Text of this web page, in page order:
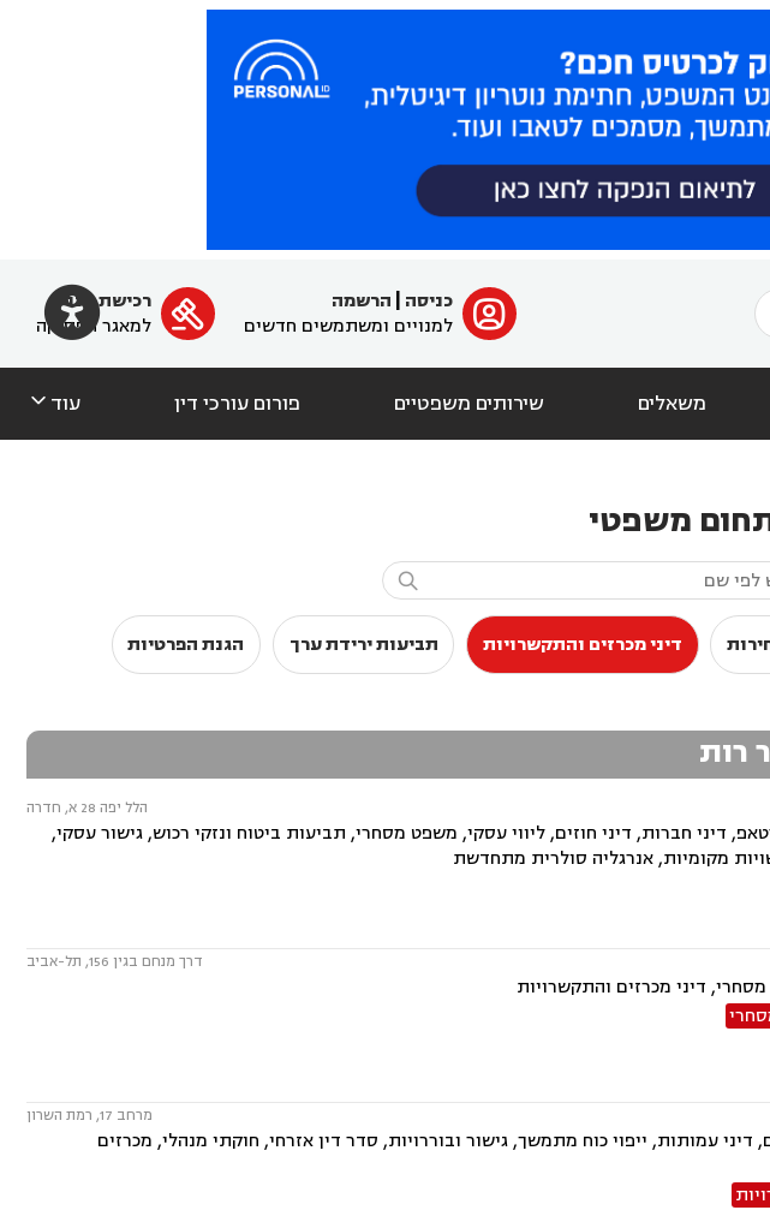
 ﱐ כניסה
הרשמה
למנויים ומשתמשים חדשים

רכישת מנוי
למאגר הפסיקה
משאלים שירותים משפטיים פורום עורכי דין עוד 
משפטי

דיני מכרזים והתקשרויות תביעות ירידת ערך הגנת הפרטיות
רות
הלל יפה 28 א, חדרה
דיני חברות, דיני חוזים, ליווי עסקי, משפט מסחרי, תביעות ביטוח ונזקי רכוש, גישור עסקי,
מקומיות, אנרגליה סולרית מתחדשת
דרך מנחם בגין 156, תל-אביב
דיני מכרזים והתקשרויות
מרחב 17, רמת השרון
עמותות, ייפוי כוח מתמשך, גישור ובוררויות, סדר דין אזרחי, חוקתי מנהלי, מכרזים